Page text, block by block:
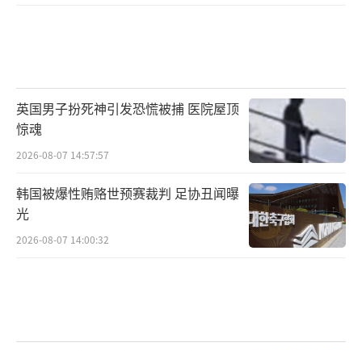
伤区和禁止射击区也都是划分好的，发现目标
后，地导搜索雷达的参谋是要按压敌我识别按
钮识别目标性质，只有分到“目标”列表里的
英国男子扮死神引发恐慌被捕 医院屋顶
惊魂
2026-08-07 14:57:57
韩国被爆性贿赂世预赛裁判 足协丑闻曝
光
2026-08-07 14:00:32